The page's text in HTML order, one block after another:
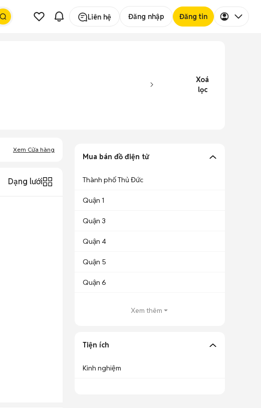
Liên hệ Đăng nhập Đăng tin
Xoá
lọc
Xem Cửa hàng
Dạng lưới
Mua bán đồ điện tử
Thành phố Thủ Đức
Quận 1
Quận 3
Quận 4
Quận 5
Quận 6
Xem thêm
Tiện ích
Kinh nghiệm